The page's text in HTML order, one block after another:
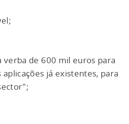
verba de 600 mil euros para
já existentes, para